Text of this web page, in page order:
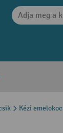
Kézi